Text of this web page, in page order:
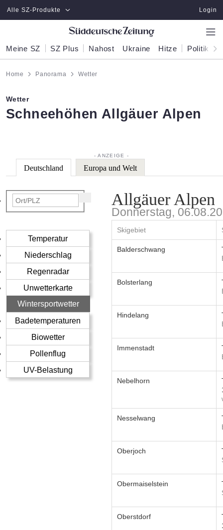
Zum Hauptinhalt springen
Alle SZ-Produkte Login
Meine SZ SZ Plus Nahost Ukraine Hitze Politik
Home Panorama Wetter
Wetter
:
Schneehöhen Allgäuer Alpen
Deutschland Europa und Welt
Temperatur
Niederschlag
Regenradar
Unwetterkarte
Wintersportwetter
Badetemperaturen
Biowetter
Pollenflug
UV-Belastung
Allgäuer Alpen
Donnerstag,
Skigebiet
Balderschwang
Bolsterlang
Hindelang
Immenstadt
Nebelhorn
Nesselwang
Oberjoch
Obermaiselstein
Oberstdorf